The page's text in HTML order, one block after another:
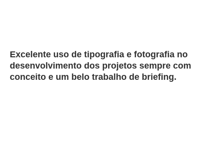
Excelente uso de tipografia e fotografia no
desenvolvimento dos projetos sempre com
conceito e um belo trabalho de briefing.